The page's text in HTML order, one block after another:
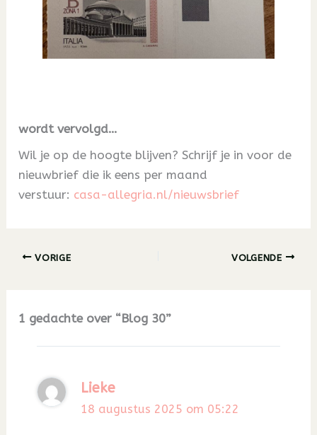
wordt vervolgd…
Wil je op de hoogte blijven? Schrijf je in voor de
nieuwbrief die ik eens per maand
verstuur: casa-allegria.nl/nieuwsbrief
VORIGE VOLGENDE
1 gedachte over “Blog 30”
Lieke
18 augustus 2025 om 05:22